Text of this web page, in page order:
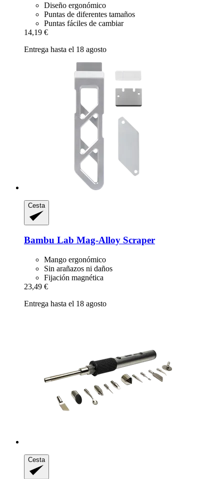
Diseño ergonómico
Puntas de diferentes tamaños
Puntas fáciles de cambiar
14,19 €
Entrega hasta el 18 agosto
Cesta
Bambu Lab Mag-​Alloy Scraper
Mango ergonómico
Sin arañazos ni daños
Fijación magnética
23,49 €
Entrega hasta el 18 agosto
Cesta